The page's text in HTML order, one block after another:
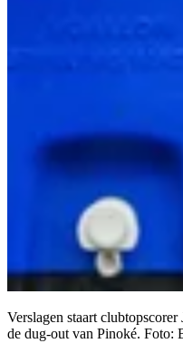
Verslagen staart
de dug-out van Pinoké. Foto: